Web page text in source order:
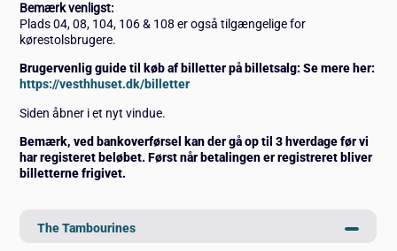
Bemærk venligst:
Plads 04, 08, 104, 106 & 108 er også tilgængelige for
kørestolsbrugere.
Brugervenlig guide til køb af billetter på billetsalg: Se mere her:
https://vesthhuset.dk/billetter
Siden åbner i et nyt vindue.
Bemærk, ved bankoverførsel kan der gå op til 3 hverdage før vi
har registeret beløbet. Først når betalingen er registreret bliver
billetterne frigivet.
The Tambourines